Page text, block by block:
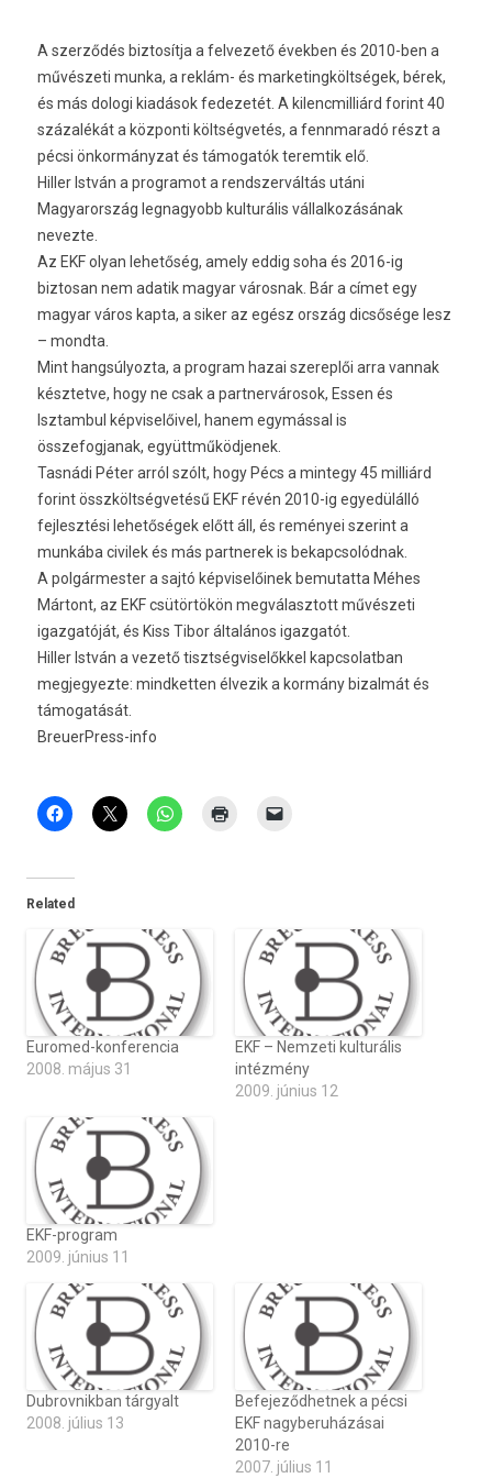
A szerződés biztosítja a felvezető években és 2010-ben a
művészeti munka, a reklám- és marketingköltségek, bérek,
és más dologi kiadások fedezetét. A kilencmilliárd forint 40
százalékát a központi költségvetés, a fennmaradó részt a
pécsi önkormányzat és támogatók teremtik elő.
Hiller István a programot a rendszerváltás utáni
Magyarország legnagyobb kulturális vállalkozásának
nevezte.
Az EKF olyan lehetőség, amely eddig soha és 2016-ig
biztosan nem adatik magyar városnak. Bár a címet egy
magyar város kapta, a siker az egész ország dicsősége lesz
– mondta.
Mint hangsúlyozta, a program hazai szereplői arra vannak
késztetve, hogy ne csak a partnervárosok, Essen és
Isztambul képviselőivel, hanem egymással is
összefogjanak, együttműködjenek.
Tasnádi Péter arról szólt, hogy Pécs a mintegy 45 milliárd
forint összköltségvetésű EKF révén 2010-ig egyedülálló
fejlesztési lehetőségek előtt áll, és reményei szerint a
munkába civilek és más partnerek is bekapcsolódnak.
A polgármester a sajtó képviselőinek bemutatta Méhes
Mártont, az EKF csütörtökön megválasztott művészeti
igazgatóját, és Kiss Tibor általános igazgatót.
Hiller István a vezető tisztségviselőkkel kapcsolatban
megjegyezte: mindketten élvezik a kormány bizalmát és
támogatását.
BreuerPress-info
Related
Euromed-konferencia
2008. május 31
EKF – Nemzeti kulturális
intézmény
2009. június 12
EKF-program
2009. június 11
Dubrovnikban tárgyalt
2008. július 13
Befejeződhetnek a pécsi
EKF nagyberuházásai
2010-re
2007. július 11